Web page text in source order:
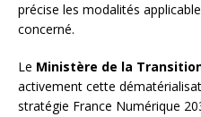
précise les modalités
concerné.
Le Ministère de la
activement cette
stratégie France Numérique